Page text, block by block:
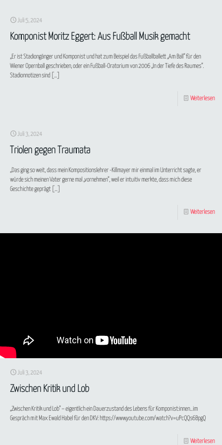
Juli 5, 2024
Komponist Moritz Eggert: Aus Fußball Musik gemacht
„Er ist Stadiongänger und Komponist und hat zum Beispiel das Fußballballett „Am Ball“ für den
Wiener Opernball geschrieben, oder ein Fußball-Oratorium von 2006 „In der Tiefe des Raumes“.
Stadionnotizen sind […]
Weiterlesen
Juli 3, 2024
Triolen gegen Traumata
„Das ging so weit, dass mein Kompositionslehrer -Killmayer mir einmal im Unterricht sagte, er
würde sich meinen Vater gerne mal „vornehmen“, weil er intuitiv merkte, dass mich diese
Geschichte geprägt […]
Weiterlesen
Juli 3, 2024
Zwischen Kritik und Lob
„Zwischen Kritik und Lob“ – eigentlich ein Dauerzustand des Lebens für Komponist:innen…im
Gespräch mit Max Ewald Habel für den DKV: https://www.youtube.com/watch?v=uPcQQs6BpgQ
Weiterlesen